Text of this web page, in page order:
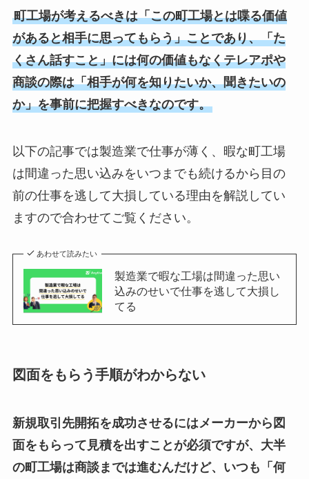
町工場が考えるべきは「この町工場とは喋る価値
があると相手に思ってもらう」ことであり、「た
くさん話すこと」には何の価値もなくテレアポや
商談の際は「相手が何を知りたいか、聞きたいの
か」を事前に把握すべきなのです。
以下の記事では製造業で仕事が薄く、暇な町工場
は間違った思い込みをいつまでも続けるから目の
前の仕事を逃して大損している理由を解説してい
ますので合わせてご覧ください。
あわせて読みたい
製造業で暇な工場は間違った思い
込みのせいで仕事を逃して大損し
てる
図面をもらう手順がわからない
新規取引先開拓を成功させるにはメーカーから図
面をもらって見積を出すことが必須ですが、大半
の町工場は商談までは進むんだけど、いつも「何